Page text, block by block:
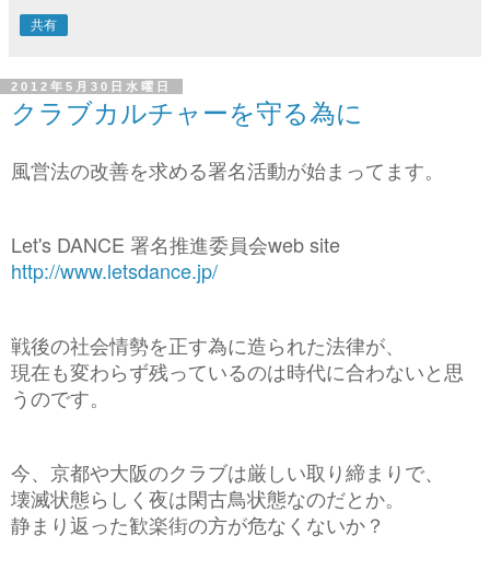
共有
2012年5月30日水曜日
クラブカルチャーを守る為に
風営法の改善を求める署名活動が始まってます。
Let's DANCE 署名推進委員会web site
http://www.letsdance.jp/
戦後の社会情勢を正す為に造られた法律が、
現在も変わらず残っているのは時代に合わないと思
うのです。
今、京都や大阪のクラブは厳しい取り締まりで、
壊滅状態らしく夜は閑古鳥状態なのだとか。
静まり返った歓楽街の方が危なくないか？